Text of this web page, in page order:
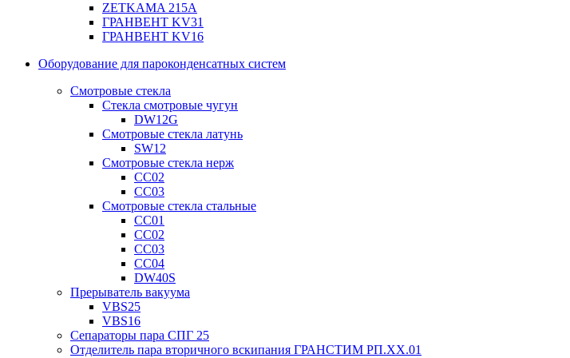
ZETKAMA 215A
ГРАНВЕНТ KV31
ГРАНВЕНТ KV16
Оборудование для пароконденсатных систем
Смотровые стекла
Стекла смотровые чугун
DW12G
Смотровые стекла латунь
SW12
Смотровые стекла нерж
СС02
СС03
Смотровые стекла стальные
СС01
СС02
СС03
СС04
DW40S
Прерыватель вакуума
VBS25
VBS16
Сепараторы пара СПГ 25
Отделитель пара вторичного вскипания ГРАНСТИМ РП.XX.01